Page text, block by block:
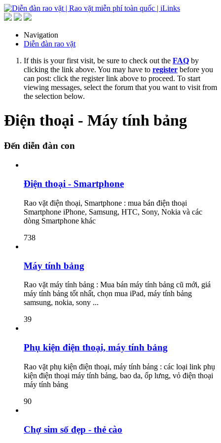
Navigation
Diễn đàn rao vặt
If this is your first visit, be sure to check out the FAQ by
clicking the link above. You may have to register before you
can post: click the register link above to proceed. To start
viewing messages, select the forum that you want to visit from
the selection below.
Điện thoại - Máy tính bảng
Đến diễn đàn con
Điện thoại - Smartphone
Rao vặt điện thoại, Smartphone : mua bán điện thoại
Smartphone iPhone, Samsung, HTC, Sony, Nokia và các
dòng Smartphone khác
738
Máy tính bảng
Rao vặt máy tính bảng : Mua bán máy tính bảng cũ mới, giá
máy tính bảng tốt nhất, chọn mua iPad, máy tính bảng
samsung, nokia, sony ...
39
Phụ kiện điện thoại, máy tính bảng
Rao vặt phụ kiện điện thoại, máy tính bảng : các loại link phụ
kiện điện thoại máy tính bảng, bao da, ốp lưng, vỏ điện thoại
máy tính bảng
90
Chợ sim số đẹp - thẻ cào